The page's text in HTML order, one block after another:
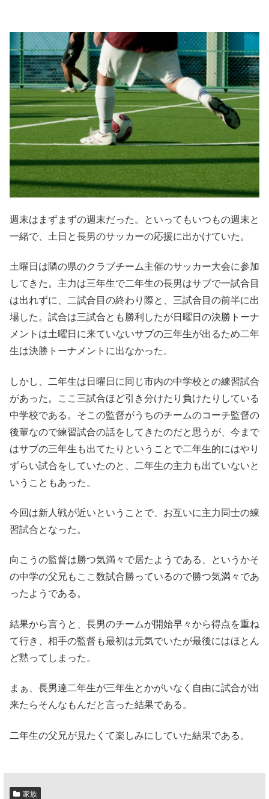
週末はまずまずの週末だった。といってもいつもの週末と
一緒で、土日と長男のサッカーの応援に出かけていた。
土曜日は隣の県のクラブチーム主催のサッカー大会に参加
してきた。主力は三年生で二年生の長男はサブで一試合目
は出れずに、二試合目の終わり際と、三試合目の前半に出
場した。試合は三試合とも勝利したが日曜日の決勝トーナ
メントは土曜日に来ていないサブの三年生が出るため二年
生は決勝トーナメントに出なかった。
しかし、二年生は日曜日に同じ市内の中学校との練習試合
があった。ここ三試合ほど引き分けたり負けたりしている
中学校である。そこの監督がうちのチームのコーチ監督の
後輩なので練習試合の話をしてきたのだと思うが、今まで
はサブの三年生も出てたりということで二年生的にはやり
ずらい試合をしていたのと、二年生の主力も出ていないと
いうこともあった。
今回は新人戦が近いということで、お互いに主力同士の練
習試合となった。
向こうの監督は勝つ気満々で居たようである、というかそ
の中学の父兄もここ数試合勝っているので勝つ気満々であ
ったようである。
結果から言うと、長男のチームが開始早々から得点を重ね
て行き、相手の監督も最初は元気でいたが最後にはほとん
ど黙ってしまった。
まぁ、長男達二年生が三年生とかがいなく自由に試合が出
来たらそんなもんだと言った結果である。
二年生の父兄が見たくて楽しみにしていた結果である。
家族